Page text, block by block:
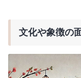
文化や象徴の